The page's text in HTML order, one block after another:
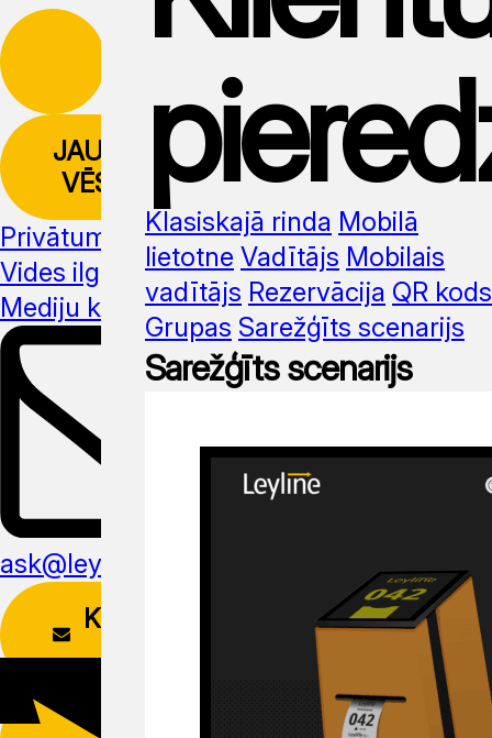
JAUNUMU
VĒSTULE
Privātuma politika
Vides ilgtspēja
Mediju komplekts
ask@leyline.li
KONTAKTU
Klasiskajā rinda Mobilā
lietotne Vadītājs Mobilais
vadītājs Rezervācija QR kods
Grupas Sarežģīts scenarijs
Sarežģīts scenarijs